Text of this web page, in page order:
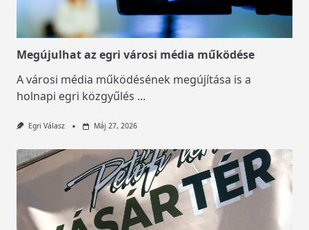
Megújulhat az egri városi média működése
A városi média működésének megújítása is a
holnapi egri közgyűlés ...
Egri Válasz Máj 27, 2026